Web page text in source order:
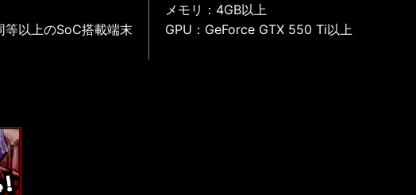
以上のSoC搭載端末
メモリ：4GB以上
GPU：GeForce GTX 550 Ti以上